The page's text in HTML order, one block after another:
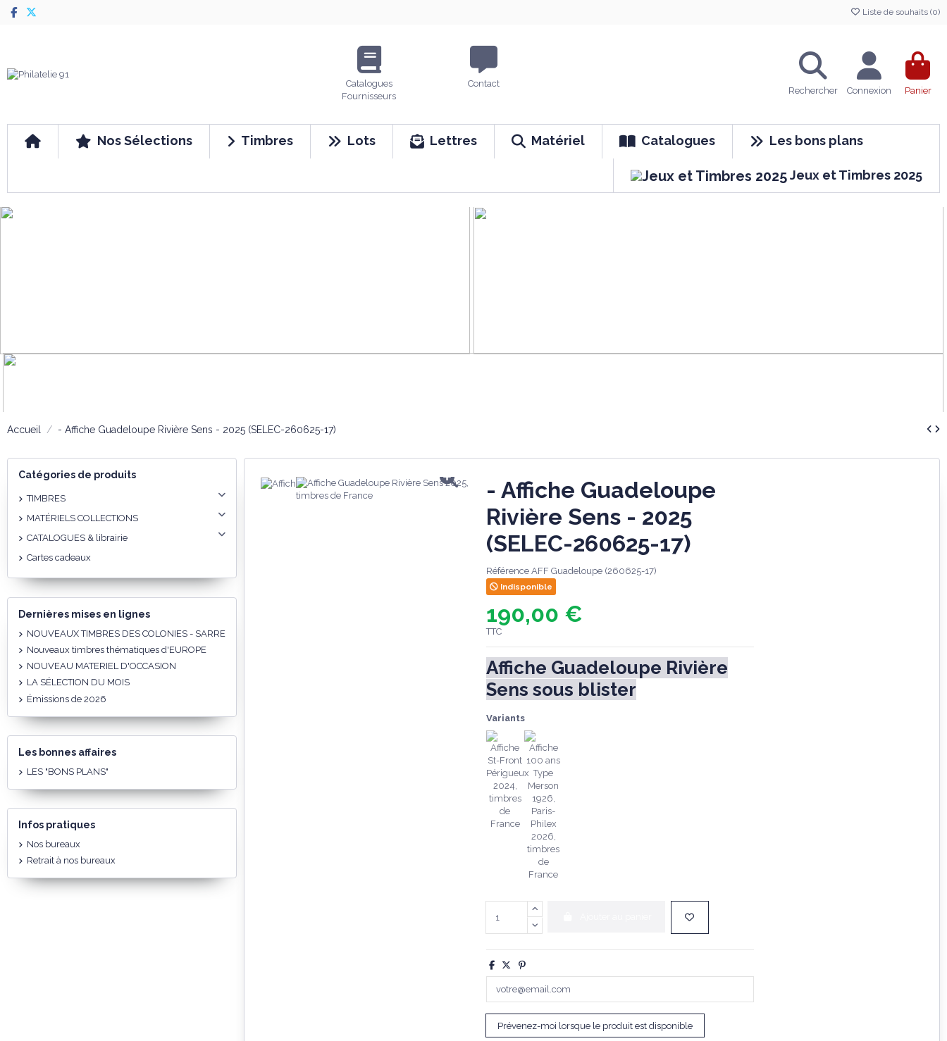
Liste de souhaits (0)
Catalogues
Fournisseurs
Contact
Rechercher Connexion Panier
Nos Sélections Timbres Lots Lettres Matériel Catalogues Les bons plans
Jeux et Timbres 2025
Accueil - Affiche Guadeloupe Rivière Sens - 2025 (SELEC-260625-17)
- Affiche Guadeloupe
Rivière Sens - 2025
(SELEC-260625-17)
Référence AFF Guadeloupe (260625-17)
Indisponible
190,00 €
TTC
Affiche Guadeloupe Rivière
Sens sous blister
Variants
Catégories de produits
TIMBRES
MATÉRIELS COLLECTIONS
CATALOGUES & librairie
Cartes cadeaux
Dernières mises en lignes
NOUVEAUX TIMBRES DES COLONIES - SARRE
Nouveaux timbres thématiques d'EUROPE
NOUVEAU MATERIEL D'OCCASION
LA SÉLECTION DU MOIS
Émissions de 2026
Les bonnes affaires
LES "BONS PLANS"
Infos pratiques
Nos bureaux
Retrait à nos bureaux